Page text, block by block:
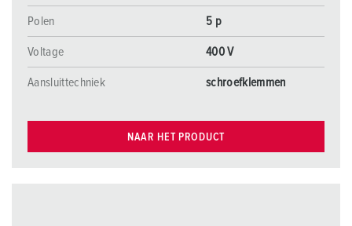
Polen 5 p
Voltage 400 V
Aansluittechniek schroefklemmen
NAAR HET PRODUCT